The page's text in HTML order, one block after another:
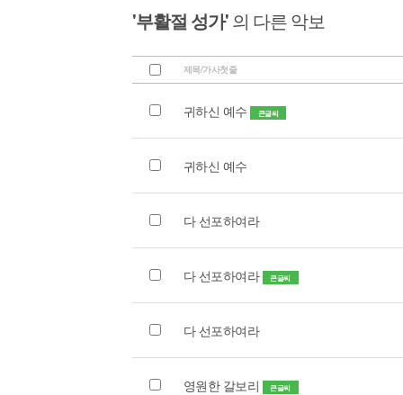
'부활절 성가'의 다른 악보
제목/가사첫줄
귀하신 예수 큰글씨
귀하신 예수
다 선포하여라
다 선포하여라 큰글씨
다 선포하여라
영원한 갈보리 큰글씨